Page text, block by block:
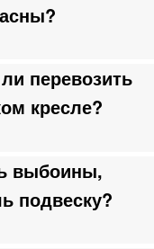
перевозить
кресле?
выбоины,
подвеску?